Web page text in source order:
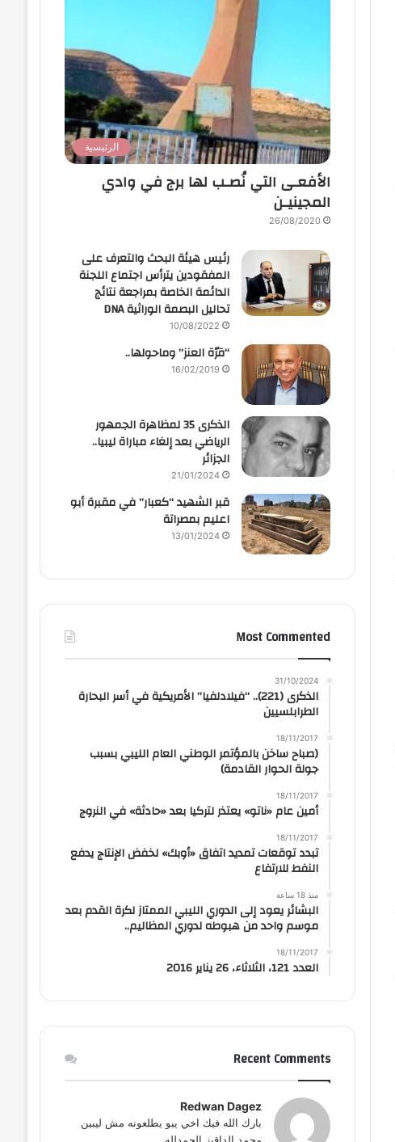
الرئيسية
الأفعـى التي نُصـب لها برج في وادي
المجينيـن
26/08/2020
رئيس هيئة البحث والتعرف على
المفقودين يترأس اجتماع اللجنة
الدائمة الخاصة بمراجعة نتائج
تحاليل البصمة الوراثية DNA
10/08/2022
“قرّة العنز” وماحولها..
16/02/2019
الذكرى 35 لمظاهرة الجمهور
الرياضي بعد إلغاء مباراة ليبيا..
الجزائر
21/01/2024
قبر الشهيد “كعبار” في مقبرة أبو
اعليم بمصراتة
13/01/2024
Most Commented
31/10/2024
الذكرى (221).. “فيلادلفيا” الأمريكية في أسر البحارة
الطرابلسيين
18/11/2017
(صباح ساخن بالمؤتمر الوطني العام الليبي بسبب
جولة الحوار القادمة)
18/11/2017
أمين عام «ناتو» يعتذر لتركيا بعد «حادثة» في النروج
18/11/2017
تبدد توقعات تمديد اتفاق «أوبك» لخفض الإنتاج يدفع
النفط للارتفاع
منذ 18 ساعة
البشائر يعود إلى الدوري الليبي الممتاز لكرة القدم بعد
موسم واحد من هبوطه لدوري المظاليم..
18/11/2017
العدد 121، الثلاثاء، 26 يناير 2016
Recent Comments
Redwan Dagez
بارك الله فيك اخي يبو يطلعونه مش ليبين